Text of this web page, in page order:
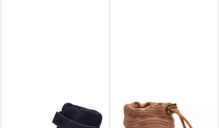
BOBBIE TEX
BG303288G_535
BISGAARDbaby thermo
rubber Gummistiefel